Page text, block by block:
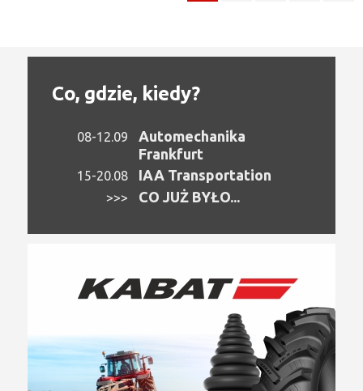
Co, gdzie, kiedy?
08-12.09
Automechanika
Frankfurt
15-20.08 IAA Transportation
>>> CO JUŻ BYŁO...